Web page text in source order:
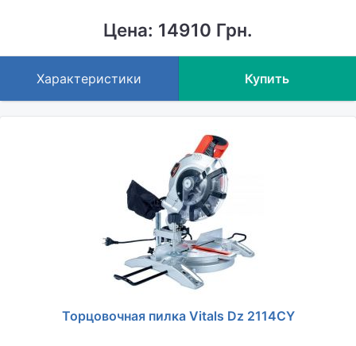
Цена: 14910 Грн.
Характеристики Купить
Торцовочная пилка Vitals Dz 2114CY